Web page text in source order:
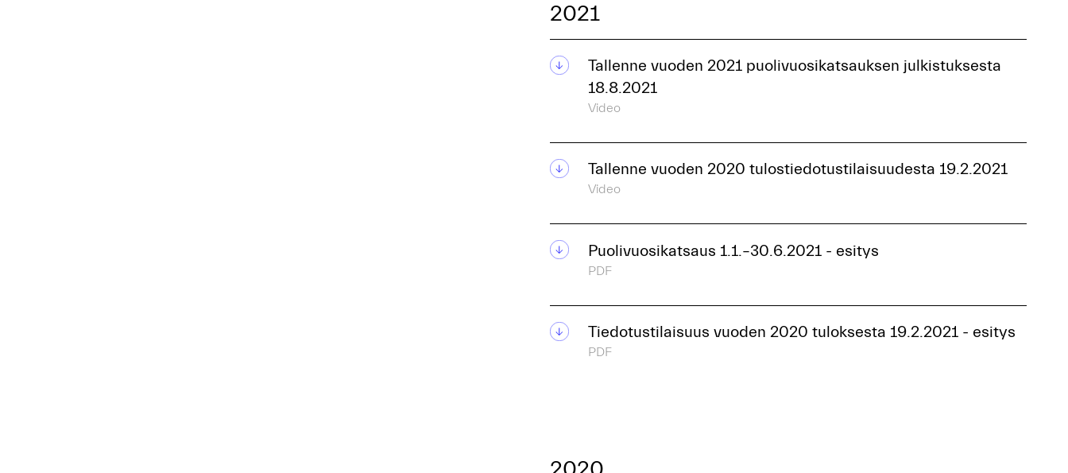
2021
Tallenne vuoden 2021 puolivuosikatsauksen julkistuksesta
18.8.2021
Video
Tallenne vuoden 2020 tulostiedotustilaisuudesta 19.2.2021
Video
Puolivuosikatsaus 1.1.–30.6.2021 - esitys
PDF
Tiedotustilaisuus vuoden 2020 tuloksesta 19.2.2021 - esitys
PDF